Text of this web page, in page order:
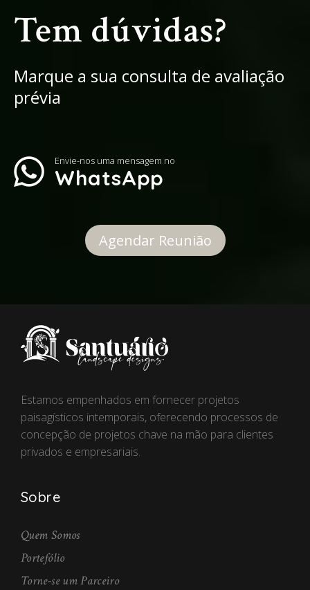
Tem dúvidas?
Marque a sua consulta de avaliação
prévia
Envie-nos uma mensagem no
WhatsApp
Agendar Reunião
Estamos empenhados em fornecer projetos
paisagísticos intemporais, oferecendo processos de
concepção de projetos chave na mão para clientes
privados e empresariais.
Sobre
Quem Somos
Portefólio
Torne-se um Parceiro